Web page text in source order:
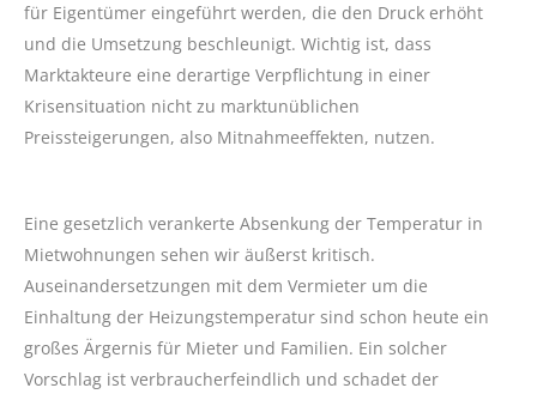
für Eigentümer eingeführt werden, die den Druck erhöht
und die Umsetzung beschleunigt. Wichtig ist, dass
Marktakteure eine derartige Verpflichtung in einer
Krisensituation nicht zu marktunüblichen
Preissteigerungen, also Mitnahmeeffekten, nutzen.
Eine gesetzlich verankerte Absenkung der Temperatur in
Mietwohnungen sehen wir äußerst kritisch.
Auseinandersetzungen mit dem Vermieter um die
Einhaltung der Heizungstemperatur sind schon heute ein
großes Ärgernis für Mieter und Familien. Ein solcher
Vorschlag ist verbraucherfeindlich und schadet der